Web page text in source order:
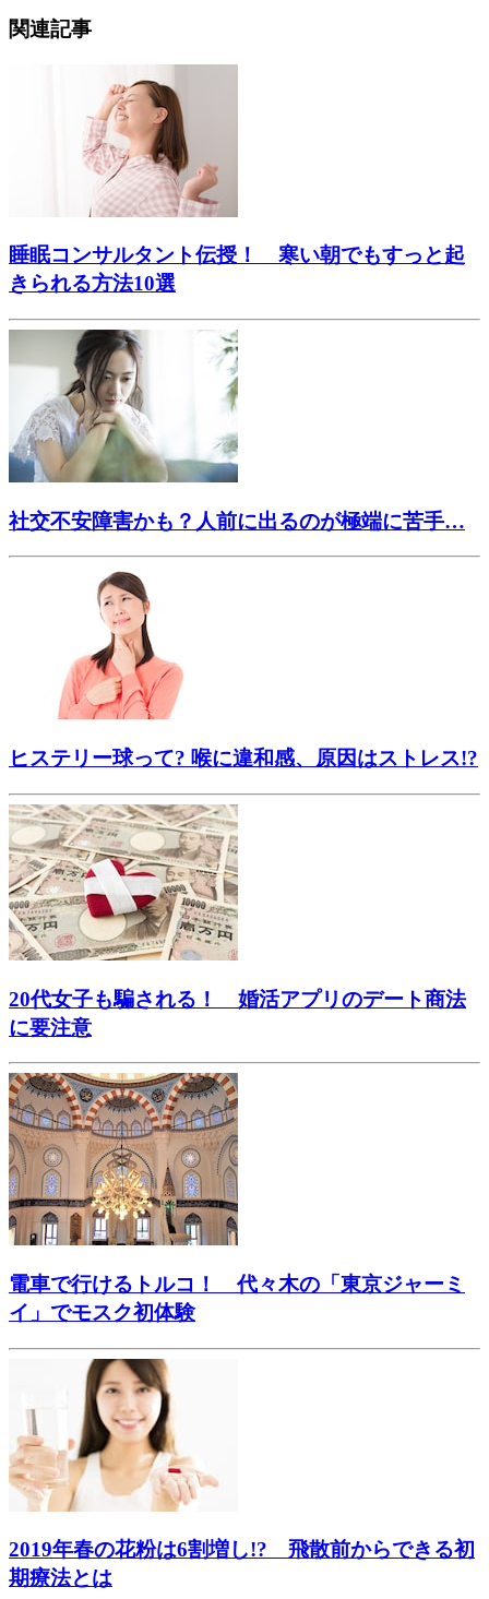
関連記事
睡眠コンサルタント伝授！ 寒い朝でもすっと起
きられる方法10選
社交不安障害かも？人前に出るのが極端に苦手…
ヒステリー球って? 喉に違和感、原因はストレス!?
20代女子も騙される！ 婚活アプリのデート商法
に要注意
電車で行けるトルコ！ 代々木の「東京ジャーミ
イ」でモスク初体験
2019年春の花粉は6割増し!? 飛散前からできる初
期療法とは